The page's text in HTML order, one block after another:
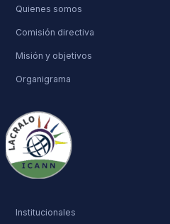
Quienes somos
Comisión directiva
Misión y objetivos
Organigrama
Institucionales